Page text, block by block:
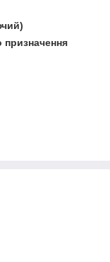
призначення